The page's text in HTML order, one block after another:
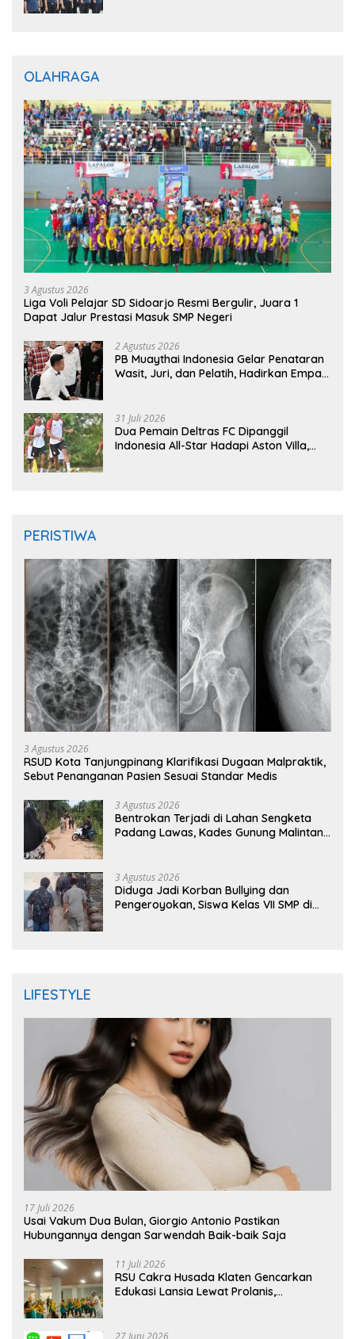
OLAHRAGA
3 Agustus 2026
Liga Voli Pelajar SD Sidoarjo Resmi Bergulir, Juara 1
Dapat Jalur Prestasi Masuk SMP Negeri
2 Agustus 2026
PB Muaythai Indonesia Gelar Penataran
Wasit, Juri, dan Pelatih, Hadirkan Empat
31 Juli 2026
Dua Pemain Deltras FC Dipanggil
Indonesia All-Star Hadapi Aston Villa,
PERISTIWA
3 Agustus 2026
RSUD Kota Tanjungpinang Klarifikasi Dugaan Malpraktik,
Sebut Penanganan Pasien Sesuai Standar Medis
3 Agustus 2026
Bentrokan Terjadi di Lahan Sengketa
Padang Lawas, Kades Gunung Malintang
3 Agustus 2026
Diduga Jadi Korban Bullying dan
Pengeroyokan, Siswa Kelas VII SMP di
LIFESTYLE
17 Juli 2026
Usai Vakum Dua Bulan, Giorgio Antonio Pastikan
Hubungannya dengan Sarwendah Baik-baik Saja
11 Juli 2026
RSU Cakra Husada Klaten Gencarkan
Edukasi Lansia Lewat Prolanis,